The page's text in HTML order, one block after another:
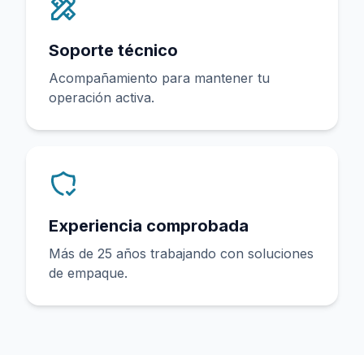
Soporte técnico
Acompañamiento para mantener tu
operación activa.
Experiencia comprobada
Más de 25 años trabajando con soluciones
de empaque.